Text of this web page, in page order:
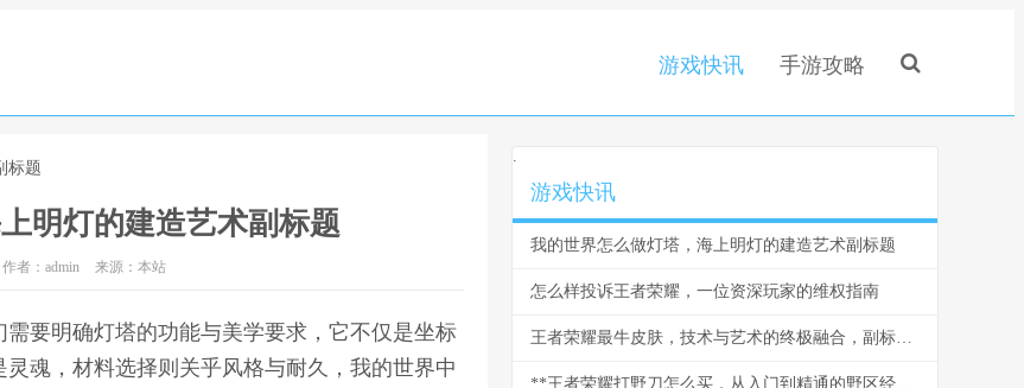
游戏快讯 手游攻略
标题
明灯的建造艺术副标题
作者：admin 来源：本站
要明确灯塔的功能与美学要求，它不仅是坐标
魂，材料选择则关乎风格与耐久，我的世界中
.
游戏快讯
我的世界怎么做灯塔，海上明灯的建造艺术副标题
怎么样投诉王者荣耀，一位资深玩家的维权指南
王者荣耀最牛皮肤，技术与艺术的终极融合，副标题，深入剖析顶级皮肤的设计哲学与玩家体验
**王者荣耀打野刀怎么买，从入门到精通的野区经济密码**